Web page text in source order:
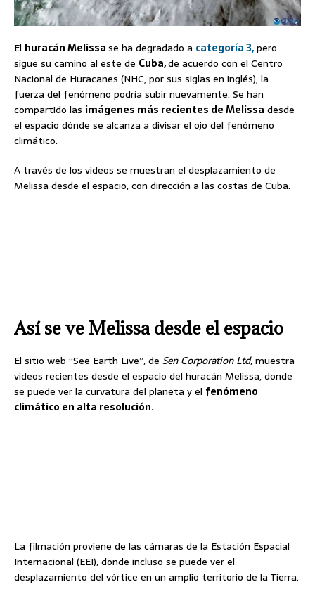
El huracán Melissase ha degradado a categoría 3,pero
sigue su camino al este de Cuba,de acuerdo con el Centro
Nacional de Huracanes (NHC, por sus siglas en inglés), la
fuerza del fenómeno podría subir nuevamente. Se han
compartido las imágenes más recientes de Melissa desde
el espacio dónde se alcanza a divisar el ojo del fenómeno
climático.
A través de los videos se muestran el desplazamiento de
Melissa desde el espacio, con dirección a las costas de Cuba.
Así se ve Melissa desde el espacio
El sitio web “See Earth Live”, de Sen Corporation Ltd, muestra
videos recientes desde el espacio del huracán Melissa, donde
se puede ver la curvatura del planeta y el fenómeno
climático en alta resolución.
La filmación proviene de las cámaras de la Estación Espacial
Internacional (EEI), donde incluso se puede ver el
desplazamiento del vórtice en un amplio territorio de la Tierra.